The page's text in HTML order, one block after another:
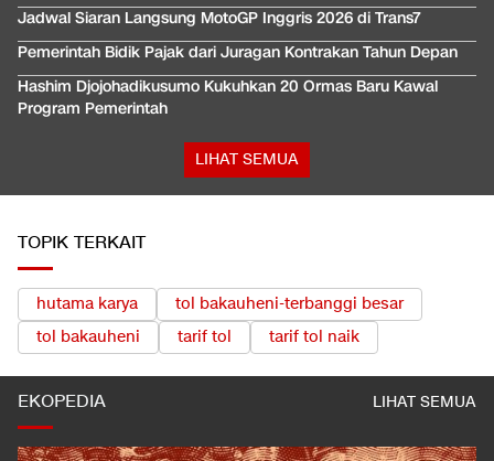
Jadwal Siaran Langsung MotoGP Inggris 2026 di Trans7
Pemerintah Bidik Pajak dari Juragan Kontrakan Tahun Depan
Hashim Djojohadikusumo Kukuhkan 20 Ormas Baru Kawal
Program Pemerintah
LIHAT SEMUA
TOPIK TERKAIT
hutama karya
tol bakauheni-terbanggi besar
tol bakauheni
tarif tol tarif tol naik
EKOPEDIA LIHAT SEMUA